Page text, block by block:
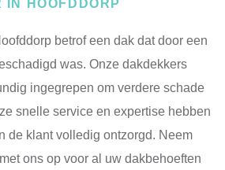
HOOFDDORP
betrof een dak dat door een
was. Onze dakdekkers
ingegrepen om verdere schade
snelle service en expertise hebben
de klant volledig ontzorgd. Neem
ons op voor al uw dakbehoeften